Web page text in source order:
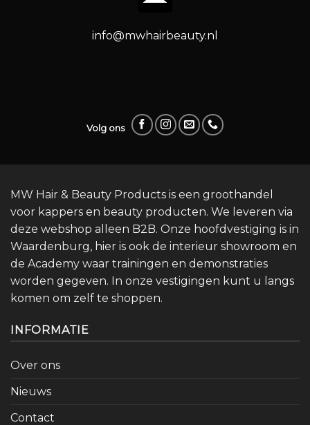
info@mwhairbeauty.nl
Volg ons
MW Hair & Beauty Products is een groothandel
voor kappers en beauty producten. We leveren via
deze webshop alleen B2B. Onze hoofdvestiging is in
Waardenburg, hier is ook de interieur showroom en
de Academy waar trainingen en demonstraties
worden gegeven. In onze vestigingen kunt u langs
komen om zelf te shoppen.
INFORMATIE
Over ons
Nieuws
Contact